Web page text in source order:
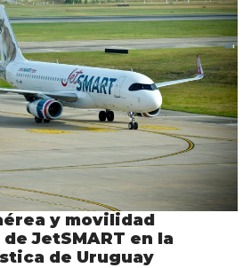
y movilidad
JetSMART en la
de Uruguay